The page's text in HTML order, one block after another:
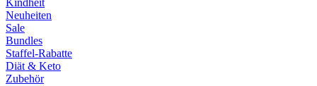
Kindheit
Neuheiten
Sale
Bundles
Staffel-Rabatte
Diät & Keto
Zubehör